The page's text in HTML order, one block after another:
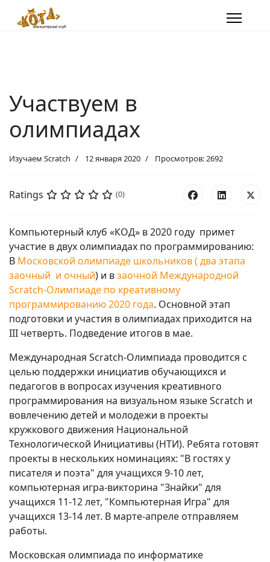
Участвуем в
олимпиадах
Изучаем Scratch 12 января 2020 Просмотров: 2692
Ratings (0)
Компьютерный клуб «КОД» в 2020 году примет
участие в двух олимпиадах по программированию:
В Московской олимпиаде школьников ( два этапа
заочный и очный) и взаочной Международной
Scratch-Олимпиаде по креативному
программированию 2020 года. Основной этап
подготовки и участия в олимпиадах приходится на
III четверть. Подведение итогов в мае.
Международная Scratch-Олимпиада проводится с
целью поддержки инициатив обучающихся и
педагогов в вопросах изучения креативного
программирования на визуальном языке Scratch и
вовлечению детей и молодежи в проекты
кружкового движения Национальной
Технологической Инициативы (НТИ). Ребята готовят
проекты в нескольких номинациях: "В гостях у
писателя и поэта" для учащихся 9-10 лет,
компьютерная игра-викторина "Знайки" для
учащихся 11-12 лет, "Компьютерная Игра" для
учащихся 13-14 лет. В марте-апреле отправляем
работы.
Московская олимпиада по информатике